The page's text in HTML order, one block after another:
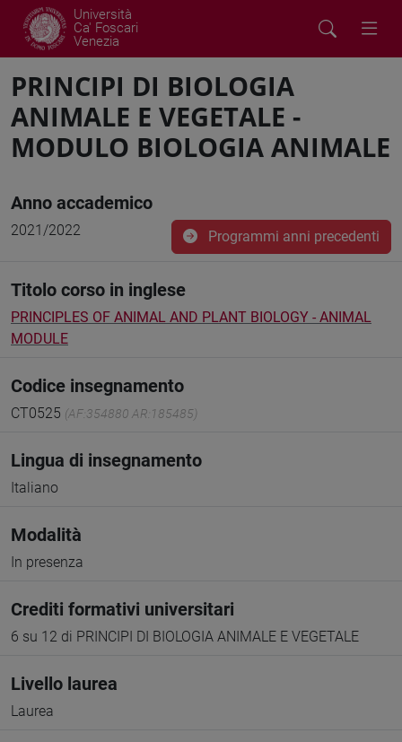
Università
Ca' Foscari
Venezia
PRINCIPI DI BIOLOGIA
ANIMALE E VEGETALE -
MODULO BIOLOGIA ANIMALE
Anno accademico
2021/2022 Programmi anni precedenti
Titolo corso in inglese
PRINCIPLES OF ANIMAL AND PLANT BIOLOGY - ANIMAL
MODULE
Codice insegnamento
CT0525 (AF:354880 AR:185485)
Lingua di insegnamento
Italiano
Modalità
In presenza
Crediti formativi universitari
6 su 12 di PRINCIPI DI BIOLOGIA ANIMALE E VEGETALE
Livello laurea
Laurea